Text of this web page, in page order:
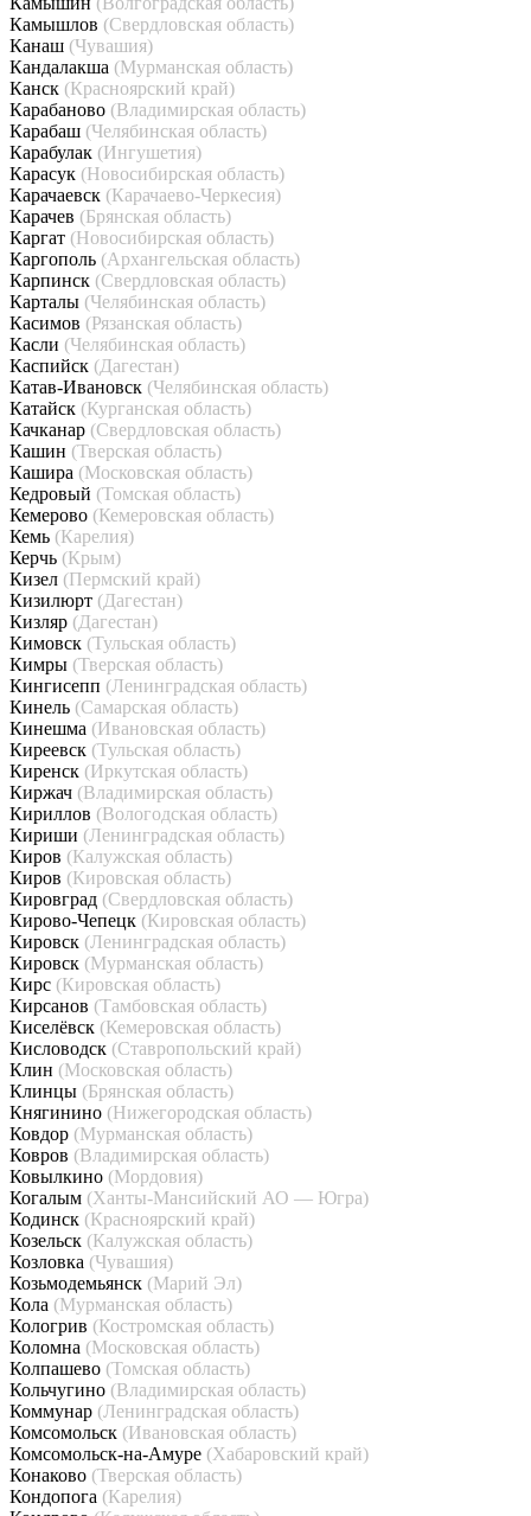
Камышлов (Свердловская область)
Канаш (Чувашия)
Кандалакша (Мурманская область)
Канск (Красноярский край)
Карабаново (Владимирская область)
Карабаш (Челябинская область)
Карабулак (Ингушетия)
Карасук (Новосибирская область)
Карачаевск (Карачаево-Черкесия)
Карачев (Брянская область)
Каргат (Новосибирская область)
Каргополь (Архангельская область)
Карпинск (Свердловская область)
Карталы (Челябинская область)
Касимов (Рязанская область)
Касли (Челябинская область)
Каспийск (Дагестан)
Катав-Ивановск (Челябинская область)
Катайск (Курганская область)
Качканар (Свердловская область)
Кашин (Тверская область)
Кашира (Московская область)
Кедровый (Томская область)
Кемерово (Кемеровская область)
Кемь (Карелия)
Керчь (Крым)
Кизел (Пермский край)
Кизилюрт (Дагестан)
Кизляр (Дагестан)
Кимовск (Тульская область)
Кимры (Тверская область)
Кингисепп (Ленинградская область)
Кинель (Самарская область)
Кинешма (Ивановская область)
Киреевск (Тульская область)
Киренск (Иркутская область)
Киржач (Владимирская область)
Кириллов (Вологодская область)
Кириши (Ленинградская область)
Киров (Калужская область)
Киров (Кировская область)
Кировград (Свердловская область)
Кирово-Чепецк (Кировская область)
Кировск (Ленинградская область)
Кировск (Мурманская область)
Кирс (Кировская область)
Кирсанов (Тамбовская область)
Киселёвск (Кемеровская область)
Кисловодск (Ставропольский край)
Клин (Московская область)
Клинцы (Брянская область)
Княгинино (Нижегородская область)
Ковдор (Мурманская область)
Ковров (Владимирская область)
Ковылкино (Мордовия)
Когалым (Ханты-Мансийский АО — Югра)
Кодинск (Красноярский край)
Козельск (Калужская область)
Козловка (Чувашия)
Козьмодемьянск (Марий Эл)
Кола (Мурманская область)
Кологрив (Костромская область)
Коломна (Московская область)
Колпашево (Томская область)
Кольчугино (Владимирская область)
Коммунар (Ленинградская область)
Комсомольск (Ивановская область)
Комсомольск-на-Амуре (Хабаровский край)
Конаково (Тверская область)
Кондопога (Карелия)